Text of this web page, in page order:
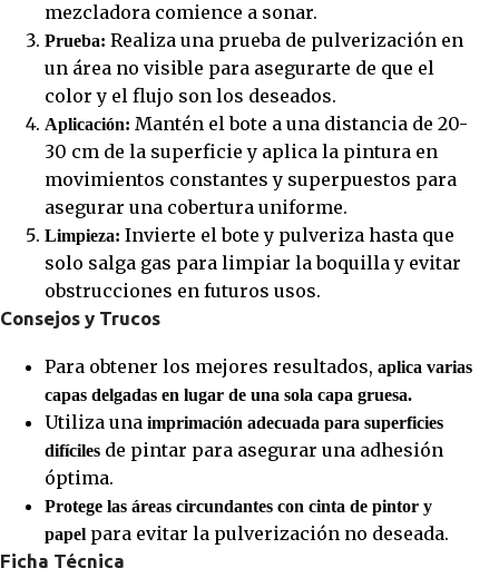
mezcladora comience a sonar.
Prueba: Realiza una prueba de pulverización en
un área no visible para asegurarte de que el
color y el flujo son los deseados.
Aplicación: Mantén el bote a una distancia de 20-
30 cm de la superficie y aplica la pintura en
movimientos constantes y superpuestos para
asegurar una cobertura uniforme.
Limpieza: Invierte el bote y pulveriza hasta que
solo salga gas para limpiar la boquilla y evitar
obstrucciones en futuros usos.
Consejos y Trucos
Para obtener los mejores resultados, aplica varias
capas delgadas en lugar de una sola capa gruesa.
Utiliza una imprimación adecuada para superficies
difíciles de pintar para asegurar una adhesión
óptima.
Protege las áreas circundantes con cinta de pintor y
papel para evitar la pulverización no deseada.
Ficha Técnica